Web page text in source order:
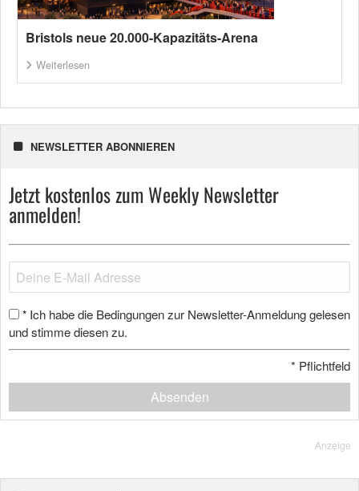
Bristols neue 20.000-Kapazitäts-Arena
Weiterlesen
NEWSLETTER ABONNIEREN
Jetzt kostenlos zum Weekly Newsletter
anmelden!
* Ich habe die Bedingungen zur Newsletter-Anmeldung gelesen
und stimme diesen zu.
* Pflichtfeld
Absenden
Anzeige